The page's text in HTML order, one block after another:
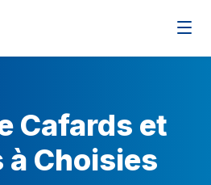
Cafards et
à Choisies